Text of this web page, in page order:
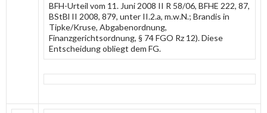
BFH-Urteil vom 11. Juni 2008 II R 58/06, BFHE 222, 87,
BStBl II 2008, 879, unter II.2.a, m.w.N.; Brandis in
Tipke/Kruse, Abgabenordnung,
Finanzgerichtsordnung, § 74 FGO Rz 12). Diese
Entscheidung obliegt dem FG.